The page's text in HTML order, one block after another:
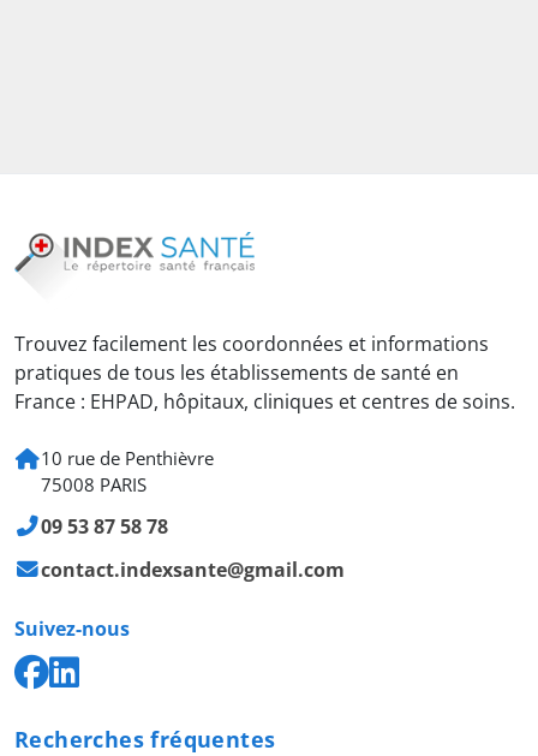
Trouvez facilement les coordonnées et informations
pratiques de tous les établissements de santé en
France : EHPAD, hôpitaux, cliniques et centres de soins.
10 rue de Penthièvre
75008 PARIS
09 53 87 58 78
contact.indexsante@gmail.com
Suivez-nous
Recherches fréquentes